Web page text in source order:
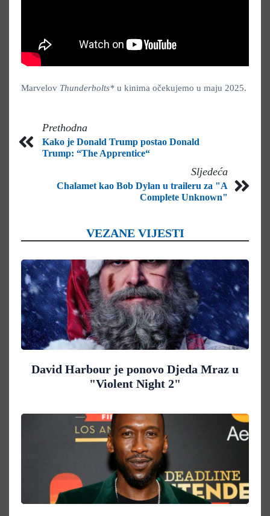
Marvelov Thunderbolts* u kinima očekujemo u maju 2025.
Prethodna
Kako je Donald Trump postao Donald
Trump: “The Apprentice“
Sljedeća
Chalamet kao Bob Dylan u traileru za "A
Complete Unknown"
VEZANE VIJESTI
David Harbour je ponovo Djeda Mraz u
"Violent Night 2"